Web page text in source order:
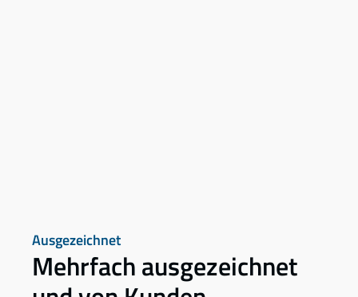
Ausgezeichnet
Mehrfach ausgezeichnet